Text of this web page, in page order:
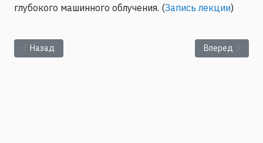
глубокого машинного облучения. (Запись лекции)
Предыдущий: Цикл лекций «О некоторых
Назад Следующий:
Вперед